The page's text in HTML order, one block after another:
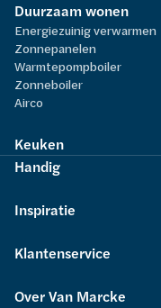
Duurzaam wonen
Energiezuinig verwarmen
Zonnepanelen
Warmtepompboiler
Zonneboiler
Airco
Keuken
Handig
Inspiratie
Klantenservice
Over Van Marcke